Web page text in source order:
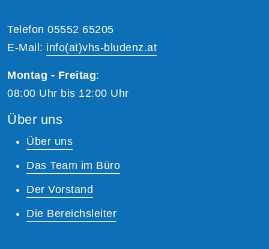
Telefon 05552 65205
E-Mail: info(at)vhs-bludenz.at
Montag - Freitag:
08:00 Uhr bis 12:00 Uhr
Über uns
Über uns
Das Team im Büro
Der Vorstand
Die Bereichsleiter